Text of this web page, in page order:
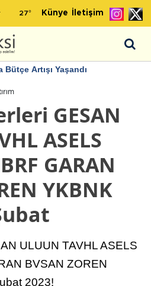
27° Künye İletişim
Bütçe Artışı Yaşandı
GESAN
ASELS
GARAN
YKBNK
ULUUN TAVHL ASELS
BVSAN ZOREN
2023!